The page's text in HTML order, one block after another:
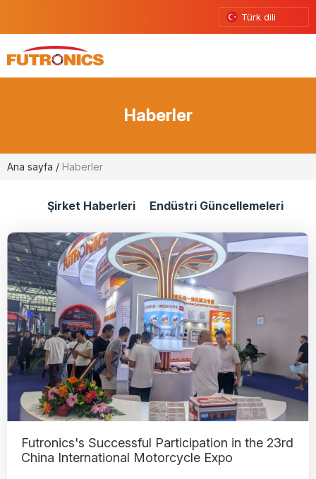
Türk dili
Haberler
Ana sayfa / Haberler
Şirket Haberleri Endüstri Güncellemeleri
Futronics's Successful Participation in the 23rd
China International Motorcycle Expo